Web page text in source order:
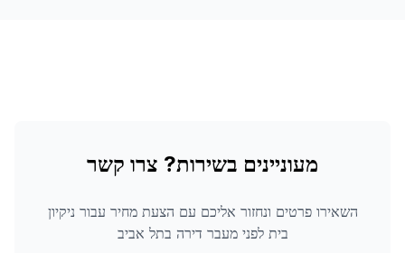
מעוניינים בשירות? צרו קשר
השאירו פרטים ונחזור אליכם עם הצעת מחיר עבור ניקיון
בית לפני מעבר דירה בתל אביב